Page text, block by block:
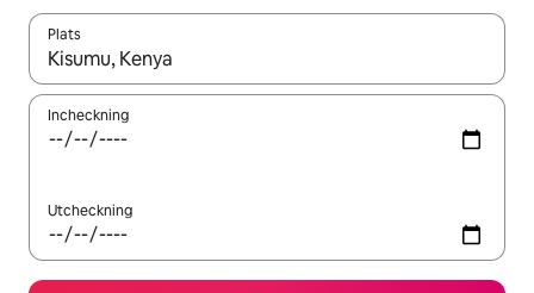
Plats
När resultaten är tillgängliga kan du navigera med upp- och
Incheckning
Utcheckning